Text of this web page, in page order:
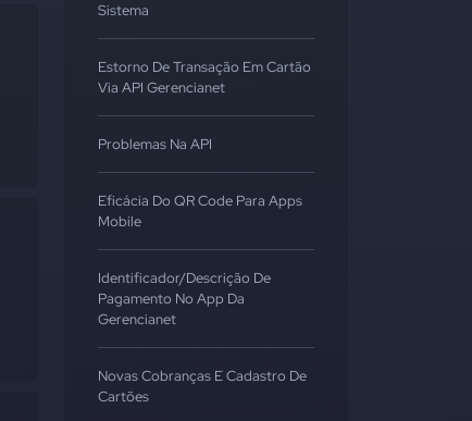
Sistema
Estorno De Transação Em Cartão
Via API Gerencianet
Problemas Na API
Eficácia Do QR Code Para Apps
Mobile
Identificador/Descrição De
Pagamento No App Da
Gerencianet
Novas Cobranças E Cadastro De
Cartões